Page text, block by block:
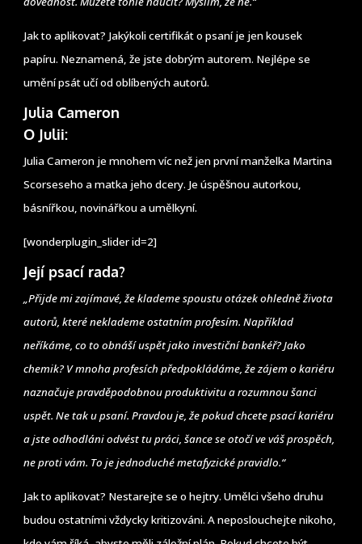
Jak to aplikovat? Jakýkoli certifikát o psaní je jen kousek
papíru. Neznamená, že jste dobrým autorem. Nejlépe se
umění psát učí od oblíbených autorů.
Julia Cameron
O Julii:
Julia Cameron je mnohem víc než jen první manželka Martina
Scorseseho a matka jeho dcery. Je úspěšnou autorkou,
básnířkou, novinářkou a umělkyní.
[wonderplugin_slider id=2]
Její psací rada?
„Přijde mi zajímavé, že klademe spoustu otázek ohledně života
autorů, které neklademe ostatním profesím. Například
neříkáme, co to obnáší uspět jako investiční bankéř? Jako
chemik? V mnoha profesích předpokládáme, že zájem o kariéru
naznačuje pravděpodobnou produktivitu a rozumnou šanci
uspět. Ne tak u psaní. Pravdou je, že pokud chcete psací kariéru
a jste odhodláni odvést tu práci, šance se otočí ve váš prospěch,
ne proti vám. To je jednoduché metafyzické pravidlo.“
Jak to aplikovat? Nestarejte se o hejtry. Umělci všeho druhu
budou ostatními vždycky kritizováni. A neposlouchejte nikoho,